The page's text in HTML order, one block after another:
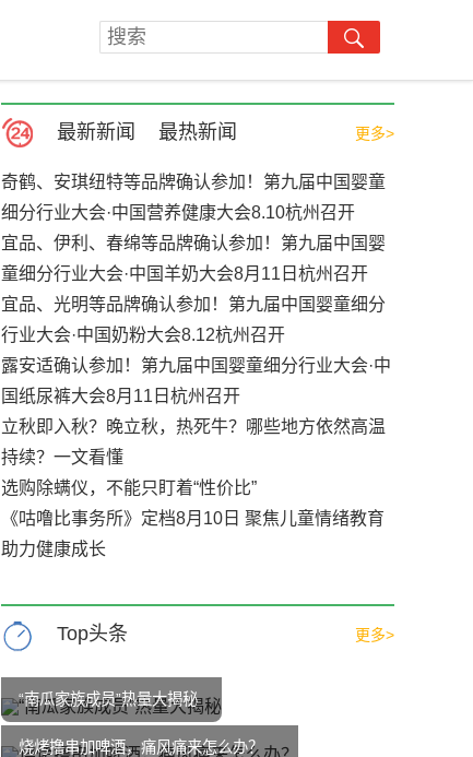
最新新闻 最热新闻 更多>
奇鹤、安琪纽特等品牌确认参加！第九届中国婴童
细分行业大会·中国营养健康大会8.10杭州召开
宜品、伊利、春绵等品牌确认参加！第九届中国婴
童细分行业大会·中国羊奶大会8月11日杭州召开
宜品、光明等品牌确认参加！第九届中国婴童细分
行业大会·中国奶粉大会8.12杭州召开
露安适确认参加！第九届中国婴童细分行业大会·中
国纸尿裤大会8月11日杭州召开
立秋即入秋？晚立秋，热死牛？哪些地方依然高温
持续？一文看懂
选购除螨仪，不能只盯着“性价比”
《咕噜比事务所》定档8月10日 聚焦儿童情绪教育
助力健康成长
Top头条 更多>
“南瓜家族成员”热量大揭秘
烧烤撸串加啤酒，痛风痛来怎么办？